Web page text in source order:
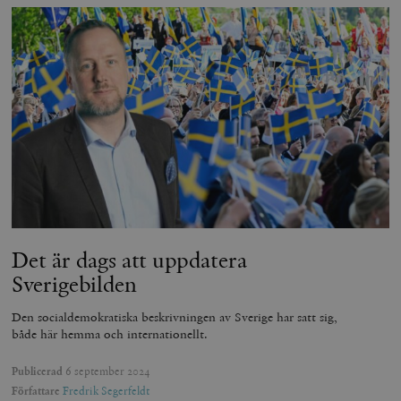
Det är dags att uppdatera
Sverigebilden
Den socialdemokratiska beskrivningen av Sverige har satt sig,
både här hemma och internationellt.
Publicerad 6 september 2024
Författare Fredrik Segerfeldt
woocommerce_items_in_cart
Automattic
Inc.
timbro.se
wp_woocommerce_session_[abcdef0123456789]
{32}
timbro.se
__cf_bm
Cloudflare
.myfonts.net